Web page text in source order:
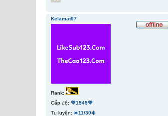
Kelamat97
Rank:
Cấp độ: 💚1545💚
Tu luyện: ☀️11/30☀️